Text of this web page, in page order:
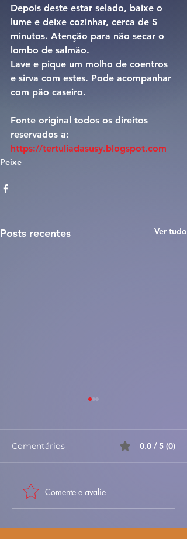
Depois deste estar selado, baixe o
lume e deixe cozinhar, cerca de 5
minutos. Atenção para não secar o
lombo de salmão.
Lave e pique um molho de coentros
e sirva com estes. Pode acompanhar
com pão caseiro.
Fonte original todos os direitos
reservados a:
https://tertuliadasusy.blogspot.com
Peixe
Posts recentes Ver tudo
🦀✨ Sapateira
Recheada à
Fresca e Irresistível 🇵🇹
Comentários 0.0 / 5 (0)
Comente e avalie